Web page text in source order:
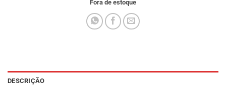
Fora de estoque
DESCRIÇÃO